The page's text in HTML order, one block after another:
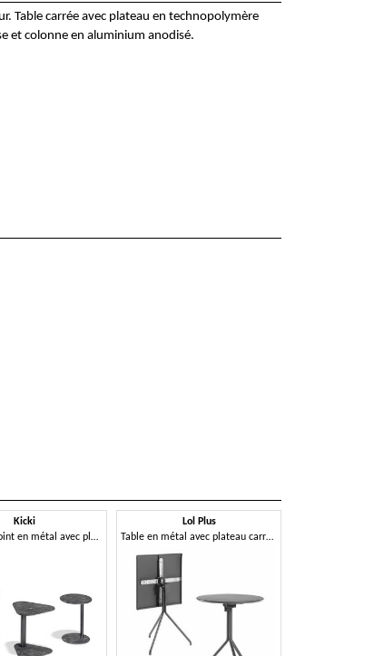
Table carrée avec plateau en technopolymère
et colonne en aluminium anodisé.
Kicki
Table d’appoint en métal avec plateau en Compactop
Lol Plus
Table en métal avec plateau carré ou rond rabattable